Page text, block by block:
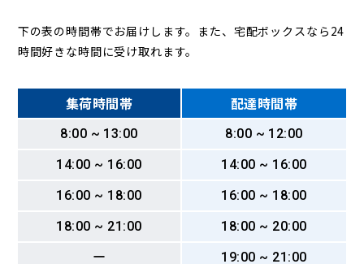
下の表の時間帯でお届けします。また、宅配ボックスなら24
時間好きな時間に受け取れます。
集荷時間帯 配達時間帯
8:00 ~ 13:00
8:00 ~ 12:00
14:00 ~ 16:00
14:00 ~ 16:00
16:00 ~ 18:00
16:00 ~ 18:00
18:00 ~ 21:00
18:00 ~ 20:00
ー
19:00 ~ 21:00